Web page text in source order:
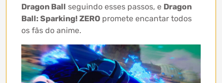
Dragon Ball seguindo esses passos, e Dragon
Ball: Sparking! ZERO promete encantar todos
os fãs do anime.